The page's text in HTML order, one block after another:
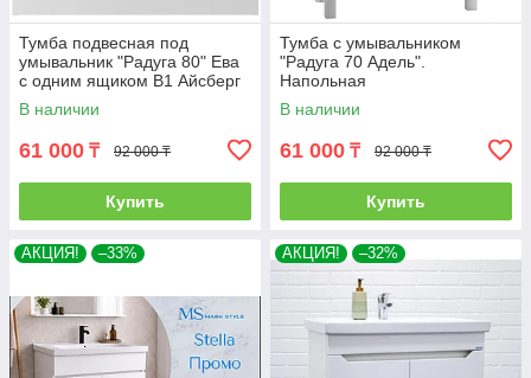
Тумба подвесная под
умывальник "Радуга 80" Ева
с одним ящиком В1 Айсберг
В наличии
61 000 ₸ 92 000 ₸
Купить
Тумба с умывальником
"Радуга 70 Адель".
Напольная
В наличии
61 000 ₸ 92 000 ₸
Купить
АКЦИЯ! –33% АКЦИЯ! –32%